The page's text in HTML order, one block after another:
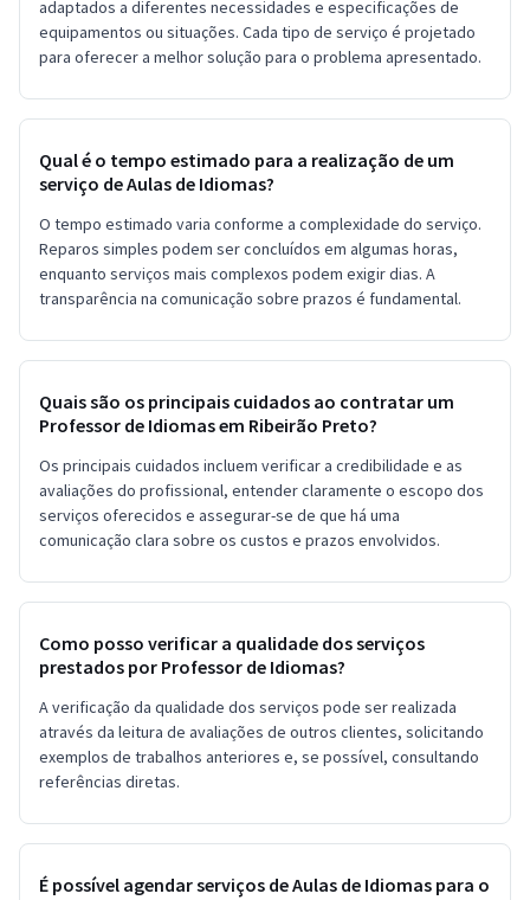
adaptados a diferentes necessidades e especificações de
equipamentos ou situações. Cada tipo de serviço é projetado
para oferecer a melhor solução para o problema apresentado.
Qual é o tempo estimado para a realização de um
serviço de Aulas de Idiomas?
O tempo estimado varia conforme a complexidade do serviço.
Reparos simples podem ser concluídos em algumas horas,
enquanto serviços mais complexos podem exigir dias. A
transparência na comunicação sobre prazos é fundamental.
Quais são os principais cuidados ao contratar um
Professor de Idiomas em Ribeirão Preto?
Os principais cuidados incluem verificar a credibilidade e as
avaliações do profissional, entender claramente o escopo dos
serviços oferecidos e assegurar-se de que há uma
comunicação clara sobre os custos e prazos envolvidos.
Como posso verificar a qualidade dos serviços
prestados por Professor de Idiomas?
A verificação da qualidade dos serviços pode ser realizada
através da leitura de avaliações de outros clientes, solicitando
exemplos de trabalhos anteriores e, se possível, consultando
referências diretas.
É possível agendar serviços de Aulas de Idiomas para o